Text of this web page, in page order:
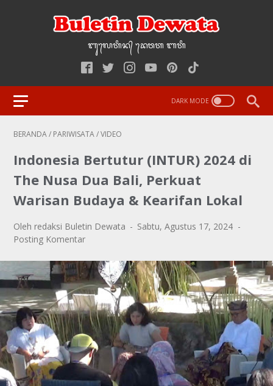
ᬩᬸ᭢ᬮᬢᬶᬦ᭄‌ ᭢ᬤᬯᬢ‌‌‌ ᬩᬢᬶ
BERANDA/ PARIWISATA/VIDEO
Indonesia Bertutur (INTUR) 2024 di
The Nusa Dua Bali, Perkuat
Warisan Budaya & Kearifan Lokal
Oleh redaksi Buletin Dewata
Sabtu, Agustus 17, 2024
Posting Komentar